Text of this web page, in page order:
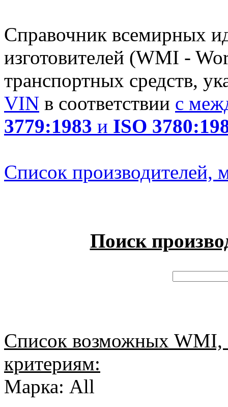
Справочник всемирных
изготовителей (WMI -
транспортных средств,
VIN в соответствии с
3779:1983 и ISO
Список производителей,
Поиск
Список возможных
критериям:
Марка: All